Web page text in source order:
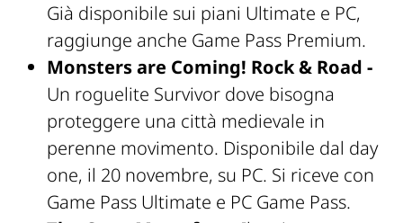
Già disponibile sui piani Ultimate e PC,
raggiunge anche Game Pass Premium.
Monsters are Coming! Rock & Road -
Un roguelite Survivor dove bisogna
proteggere una città medievale in
perenne movimento. Disponibile dal day
one, il 20 novembre, su PC. Si riceve con
Game Pass Ultimate e PC Game Pass.